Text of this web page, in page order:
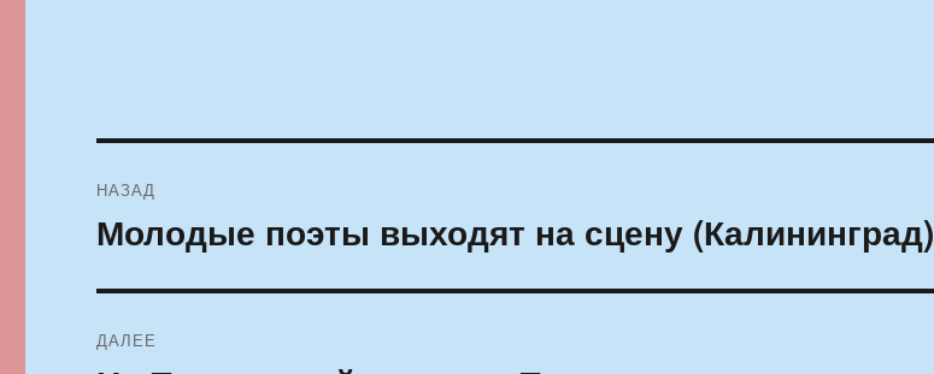
по
НАЗАД
Предыдущая
Молодые поэты выходят на сцену (Калининград)
ДАЛЕЕ